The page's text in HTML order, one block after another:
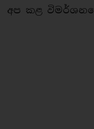
අප කළ